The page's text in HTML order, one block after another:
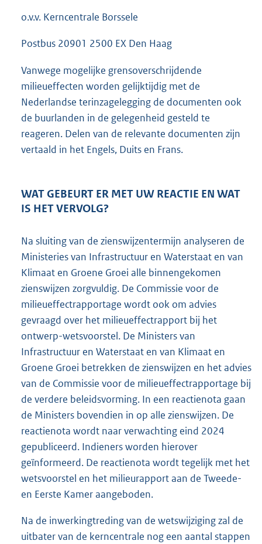
o.v.v. Kerncentrale Borssele
Postbus 20901 2500 EX Den Haag
Vanwege mogelijke grensoverschrijdende
milieueffecten worden gelijktijdig met de
Nederlandse terinzagelegging de documenten ook
de buurlanden in de gelegenheid gesteld te
reageren. Delen van de relevante documenten zijn
vertaald in het Engels, Duits en Frans.
WAT GEBEURT ER MET UW REACTIE EN WAT
IS HET VERVOLG?
Na sluiting van de zienswijzentermijn analyseren de
Ministeries van Infrastructuur en Waterstaat en van
Klimaat en Groene Groei alle binnengekomen
zienswijzen zorgvuldig. De Commissie voor de
milieueffectrapportage wordt ook om advies
gevraagd over het milieueffectrapport bij het
ontwerp-wetsvoorstel. De Ministers van
Infrastructuur en Waterstaat en van Klimaat en
Groene Groei betrekken de zienswijzen en het advies
van de Commissie voor de milieueffectrapportage bij
de verdere beleidsvorming. In een reactienota gaan
de Ministers bovendien in op alle zienswijzen. De
reactienota wordt naar verwachting eind 2024
gepubliceerd. Indieners worden hierover
geïnformeerd. De reactienota wordt tegelijk met het
wetsvoorstel en het milieurapport aan de Tweede-
en Eerste Kamer aangeboden.
Na de inwerkingtreding van de wetswijziging zal de
uitbater van de kerncentrale nog een aantal stappen